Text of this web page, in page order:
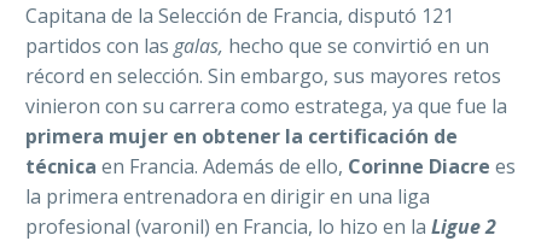
Capitana de la Selección de Francia, disputó 121
partidos con las galas, hecho que se convirtió en un
récord en selección. Sin embargo, sus mayores retos
vinieron con su carrera como estratega, ya que fue la
primera mujer en obtener la certificación de
técnica en Francia. Además de ello, Corinne Diacre es
la primera entrenadora en dirigir en una liga
profesional (varonil) en Francia, lo hizo en la Ligue 2